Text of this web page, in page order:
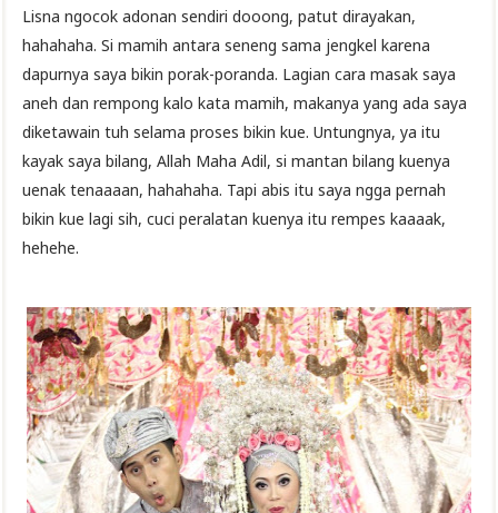
Lisna ngocok adonan sendiri dooong, patut dirayakan,
hahahaha. Si mamih antara seneng sama jengkel karena
dapurnya saya bikin porak-poranda. Lagian cara masak saya
aneh dan rempong kalo kata mamih, makanya yang ada saya
diketawain tuh selama proses bikin kue. Untungnya, ya itu
kayak saya bilang, Allah Maha Adil, si mantan bilang kuenya
uenak tenaaaan, hahahaha. Tapi abis itu saya ngga pernah
bikin kue lagi sih, cuci peralatan kuenya itu rempes kaaaak,
hehehe.